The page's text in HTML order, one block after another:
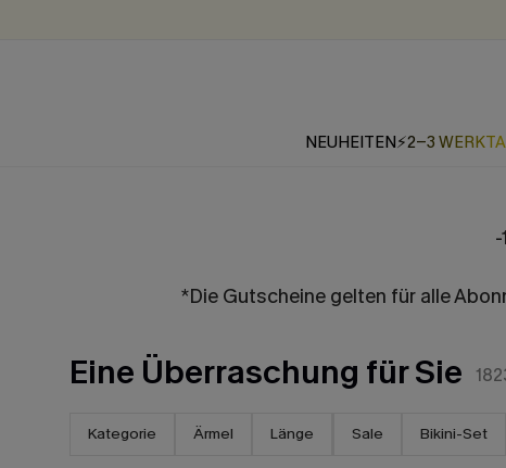
NEUHEITEN⚡2-3
*Die Gutscheine gelten für alle
Eine Überraschung für Sie
Kategorie Ärmel Länge Sale Bikini-Set